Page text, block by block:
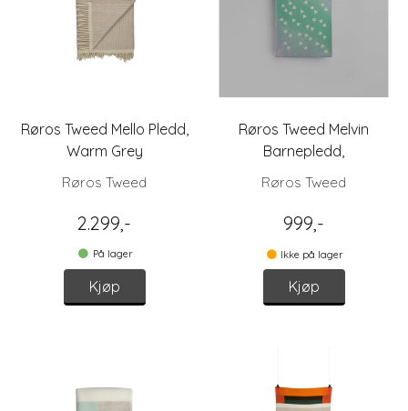
Røros Tweed Mello Pledd,
Warm Grey
Røros Tweed
2.299,-
På lager
Kjøp
Røros Tweed Melvin
Barnepledd,
Røros Tweed
999,-
Ikke på lager
Kjøp